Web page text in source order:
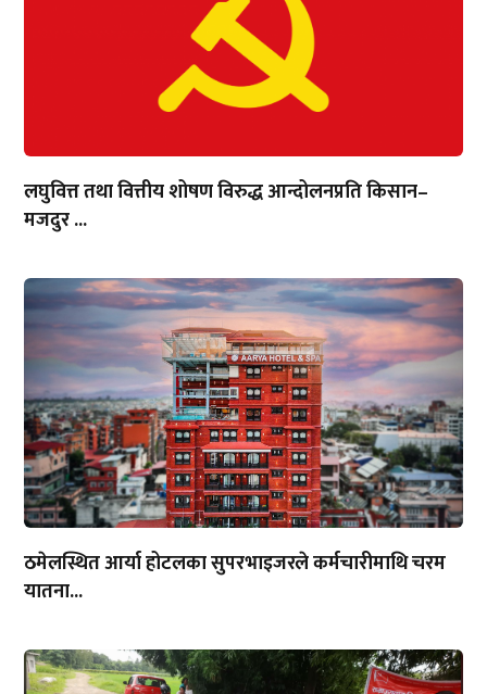
लघुवित्त तथा वित्तीय शोषण विरुद्ध आन्दोलनप्रति किसान–
मजदुर ...
ठमेलस्थित आर्या होटलका सुपरभाइजरले कर्मचारीमाथि चरम
यातना...